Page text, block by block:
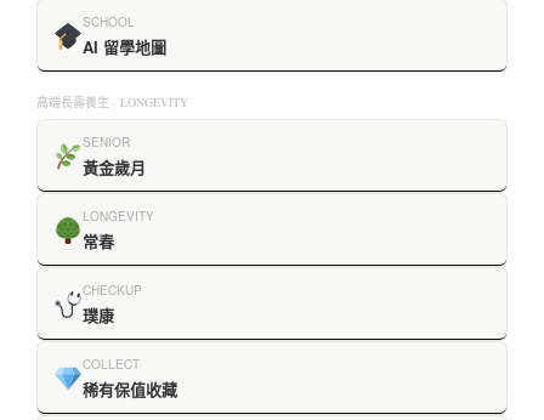
SCHOOL
AI 留學地圖
高端長壽養生 · LONGEVITY
SENIOR
黃金歲月
LONGEVITY
常春
CHECKUP
璞康
COLLECT
稀有保值收藏